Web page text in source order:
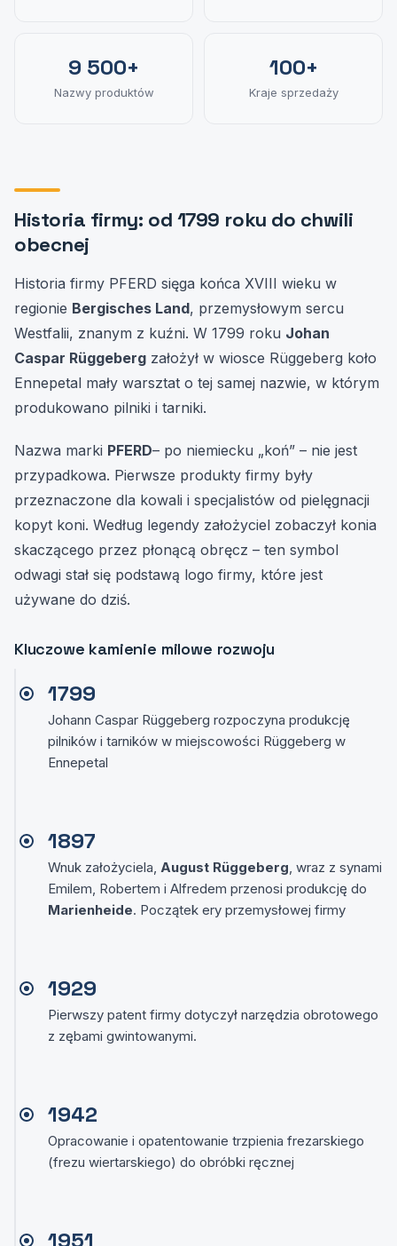
9 500+
Nazwy produktów
100+
Kraje sprzedaży
Historia firmy: od 1799 roku do chwili
obecnej
Historia firmy PFERD sięga końca XVIII wieku w
regionie Bergisches Land, przemysłowym sercu
Westfalii, znanym z kuźni. W 1799 roku Johan
Caspar Rüggeberg założył w wiosce Rüggeberg koło
Ennepetal mały warsztat o tej samej nazwie, w którym
produkowano pilniki i tarniki.
Nazwa marki PFERD– po niemiecku „koń” – nie jest
przypadkowa. Pierwsze produkty firmy były
przeznaczone dla kowali i specjalistów od pielęgnacji
kopyt koni. Według legendy założyciel zobaczył konia
skaczącego przez płonącą obręcz – ten symbol
odwagi stał się podstawą logo firmy, które jest
używane do dziś.
Kluczowe kamienie milowe rozwoju
1799
Johann Caspar Rüggeberg rozpoczyna produkcję
pilników i tarników w miejscowości Rüggeberg w
Ennepetal
1897
Wnuk założyciela, August Rüggeberg, wraz z synami
Emilem, Robertem i Alfredem przenosi produkcję do
Marienheide. Początek ery przemysłowej firmy
1929
Pierwszy patent firmy dotyczył narzędzia obrotowego
z zębami gwintowanymi.
1942
Opracowanie i opatentowanie trzpienia frezarskiego
(frezu wiertarskiego) do obróbki ręcznej